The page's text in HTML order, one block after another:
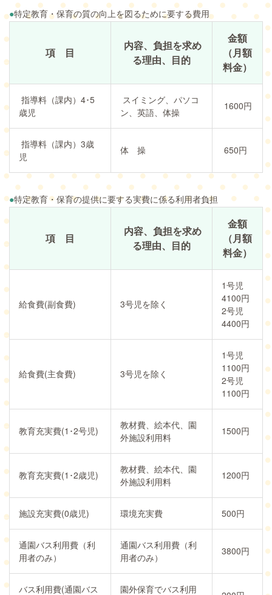
●特定教育・保育の質の向上を図るために要する費用
項 目
内容、負担を求め
る理由、目的
金額
（月額
料金）
指導料（課内）4･5
歳児
スイミング、パソコ
ン、英語、体操
1600円
指導料（課内）3歳
児
体 操 650円
●特定教育・保育の提供に要する実費に係る利用者負担
項 目
内容、負担を求め
る理由、目的
金額
（月額
料金）
給食費(副食費) 3号児を除く
1号児
4100円
2号児
4400円
給食費(主食費) 3号児を除く
1号児
1100円
2号児
1100円
教育充実費(1･2号児)
教材費、絵本代、園
外施設利用料
1500円
教育充実費(1･2歳児)
教材費、絵本代、園
外施設利用料
1200円
施設充実費(0歳児) 環境充実費 500円
通園バス利用費（利
用者のみ）
通園バス利用費（利
用者のみ）
3800円
バス利用費(通園バス 園外保育でバス利用